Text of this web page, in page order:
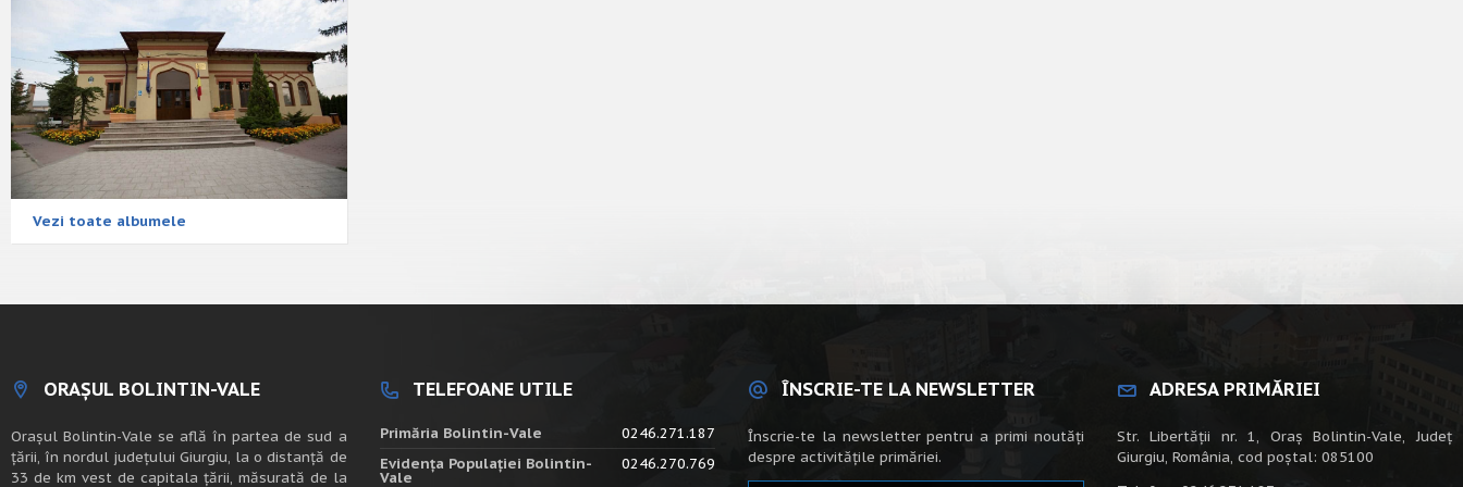
Vezi toate albumele
ORAȘUL BOLINTIN-VALE
Oraşul Bolintin-Vale se află în partea de sud a
ţării, în nordul judeţului Giurgiu, la o distanţă de
33 de km vest de capitala țării, măsurată de la
TELEFOANE UTILE
Primăria Bolintin-Vale
0246.271.187
Evidența Populației Bolintin-
Vale
0246.270.769
ÎNSCRIE-TE LA NEWSLETTER
Înscrie-te la newsletter pentru a primi noutăți
despre activitățile primăriei.
ADRESA PRIMĂRIEI
Str. Libertății nr. 1, Oraș Bolintin-Vale, Județ
Giurgiu, România, cod poștal: 085100